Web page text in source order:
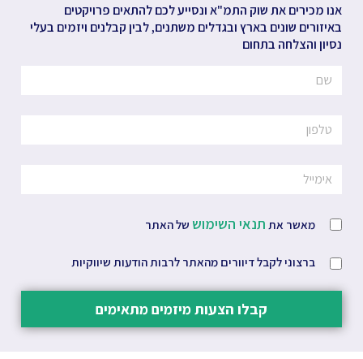
אנו מכירים את שוק התמ"א ונסייע לכם להתאים פרויקטים
באיזורים שונים בארץ ובגדלים משתנים, לבין קבלנים ויזמים בעלי
נסיון והצלחה בתחום
מאשר את תנאי השימוש של האתר
ברצוני לקבל דיוורים מהאתר לרבות הודעות שיווקיות
קבלו הצעות מיזמים מתאימים